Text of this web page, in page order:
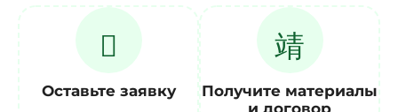
Оставьте заявку
Получите материалы
и договор